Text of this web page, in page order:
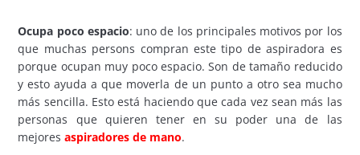
Ocupa poco espacio: uno de los principales motivos por los
que muchas persons compran este tipo de aspiradora es
porque ocupan muy poco espacio. Son de tamaño reducido
y esto ayuda a que moverla de un punto a otro sea mucho
más sencilla. Esto está haciendo que cada vez sean más las
personas que quieren tener en su poder una de las
mejoresaspiradores de mano.